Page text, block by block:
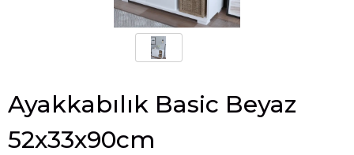
Ayakkabılık Basic Beyaz
52x33x90cm